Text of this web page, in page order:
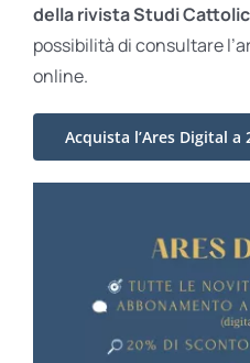
della rivista Studi
possibilità di consultare
online.
Acquista l’Ares Digital a